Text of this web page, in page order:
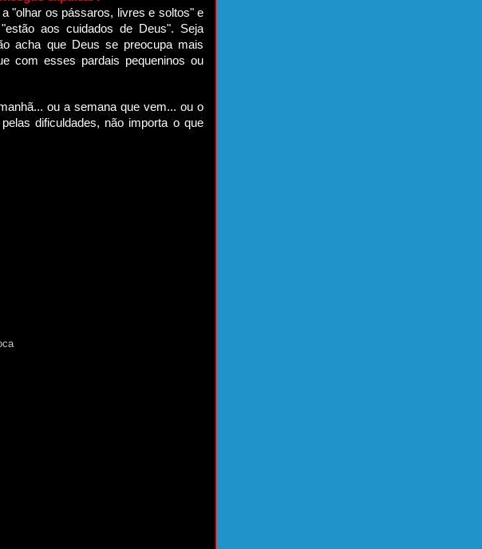
"olhar os pássaros, livres e soltos" e
aos cuidados de Deus". Seja
acha que Deus se preocupa mais
com esses pardais pequeninos ou
ou a semana que vem... ou o
dificuldades, não importa o que